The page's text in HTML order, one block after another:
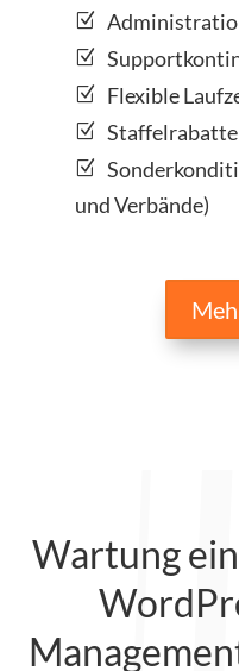
Flexible
Staffelrabatte
und Verbände)
Wartung